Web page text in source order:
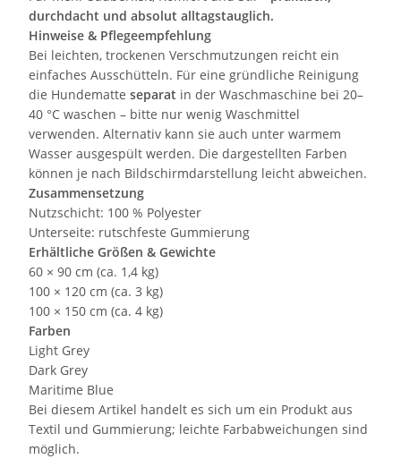
durchdacht und absolut alltagstauglich.
Hinweise & Pflegeempfehlung
Bei leichten, trockenen Verschmutzungen reicht ein
einfaches Ausschütteln. Für eine gründliche Reinigung
die Hundematte separat in der Waschmaschine bei 20–
40 °C waschen – bitte nur wenig Waschmittel
verwenden. Alternativ kann sie auch unter warmem
Wasser ausgespült werden. Die dargestellten Farben
können je nach Bildschirmdarstellung leicht abweichen.
Zusammensetzung
Nutzschicht: 100 % Polyester
Unterseite: rutschfeste Gummierung
Erhältliche Größen & Gewichte
60 × 90 cm (ca. 1,4 kg)
100 × 120 cm (ca. 3 kg)
100 × 150 cm (ca. 4 kg)
Farben
Light Grey
Dark Grey
Maritime Blue
Bei diesem Artikel handelt es sich um ein Produkt aus
Textil und Gummierung; leichte Farbabweichungen sind
möglich.